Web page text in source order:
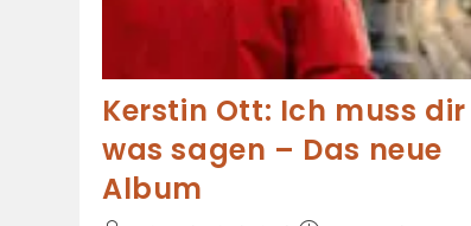
Kerstin Ott: Ich muss dir
was sagen – Das neue
Album